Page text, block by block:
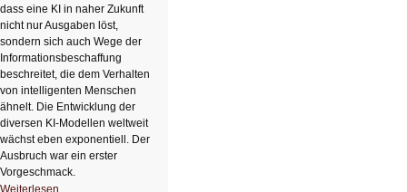
dass eine KI in naher Zukunft
nicht nur Ausgaben löst,
sondern sich auch Wege der
Informationsbeschaffung
beschreitet, die dem Verhalten
von intelligenten Menschen
ähnelt. Die Entwicklung der
diversen KI-Modellen weltweit
wächst eben exponentiell. Der
Ausbruch war ein erster
Vorgeschmack.
Weiterlesen …